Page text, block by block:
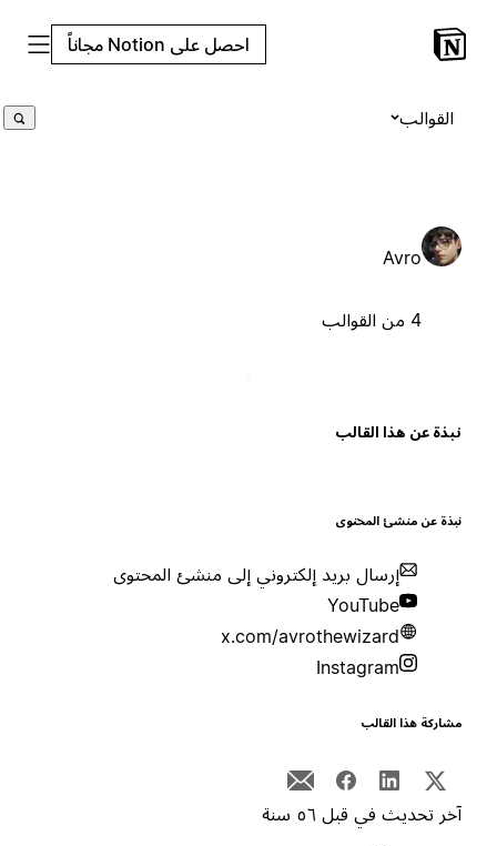
احصل على Notion مجاناً
القوالب
Avro
عن هذا القالب
عن منشئ المحتوى
إرسال بريد إلكتروني إلى منشئ المحتوى
YouTube
x.com/avrothewizard
Instagram
هذا القالب
تحديث في قبل ٥٦ سنة